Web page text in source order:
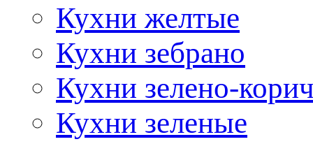
Кухни желтые
Кухни зебрано
Кухни зелено-
Кухни зеленые